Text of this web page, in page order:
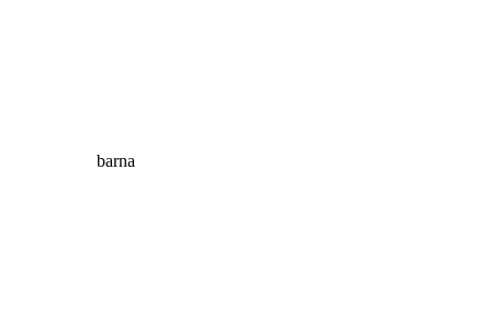
barna